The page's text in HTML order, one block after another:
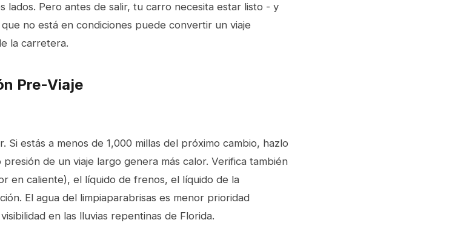
lados. Pero antes de salir, tu carro necesita estar listo - y
no está en condiciones puede convertir un viaje
la carretera.
Pre-Viaje
Si estás a menos de 1,000 millas del próximo cambio, hazlo
de un viaje largo genera más calor. Verifica también
en caliente), el líquido de frenos, el líquido de la
El agua del limpiaparabrisas es menor prioridad
en las lluvias repentinas de Florida.